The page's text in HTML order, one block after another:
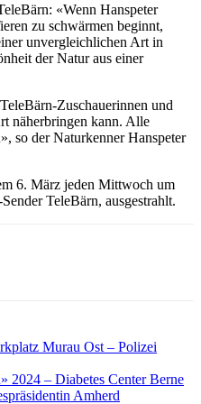
«Wenn Hanspeter
zu schwärmen beginnt,
unvergleichlichen Art in
der Natur aus einer
Zuschauerinnen und
näherbringen kann. Alle
so der Naturkenner Hanspeter
6. März jeden Mittwoch um
TeleBärn, ausgestrahlt.
Murau Ost – Polizei
2024 – Diabetes Center Berne
Amherd